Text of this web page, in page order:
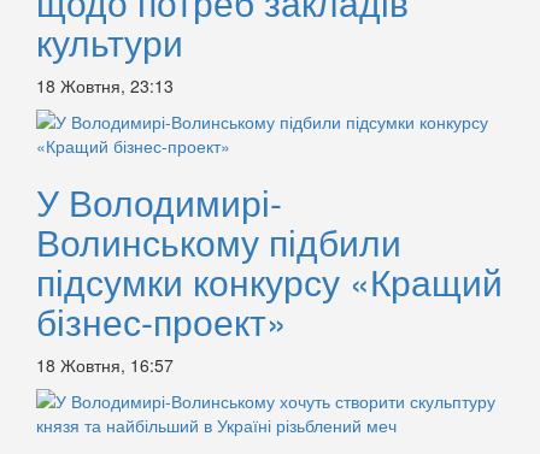
культури
18 Жовтня, 23:13
У Володимирі-
Волинському підбили
підсумки конкурсу «Кращий
бізнес-проект»
18 Жовтня, 16:57